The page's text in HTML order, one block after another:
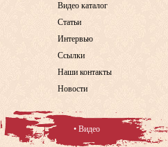
Видео каталог
Статьи
Интервью
Ссылки
Наши контакты
Новости
• Видео